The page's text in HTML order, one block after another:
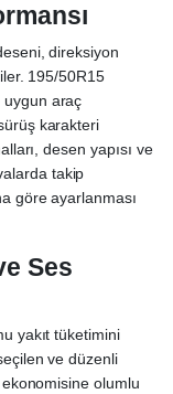
direksiyon
195/50R15
uygun araç
karakteri
desen yapısı ve
takip
göre ayarlanması
Ses
yakıt tüketimini
ve düzenli
ekonomisine olumlu